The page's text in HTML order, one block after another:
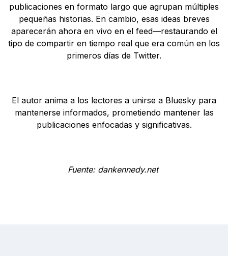
publicaciones en formato largo que agrupan múltiples
pequeñas historias. En cambio, esas ideas breves
aparecerán ahora en vivo en el feed—restaurando el
tipo de compartir en tiempo real que era común en los
primeros días de Twitter.
El autor anima a los lectores a unirse a Bluesky para
mantenerse informados, prometiendo mantener las
publicaciones enfocadas y significativas.
Fuente: dankennedy.net